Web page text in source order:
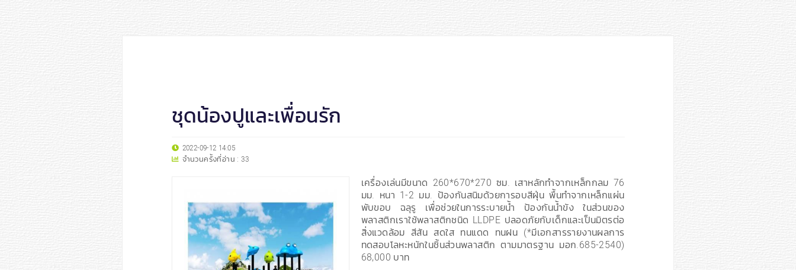
ชุดน้องปูและเพื่อนรัก
2022-09-12 14:05
จำนวนครั้งที่อ่าน :33
เครื่องเล่นมีขนาด 260*670*270 ซม. เสาหลักทำจากเหล็กกลม 76
มม. หนา 1-2 มม. ป้องกันสนิมด้วยการอบสีฝุ่น พื้นทำจากเหล็กแผ่น
พับขอบ ฉลุรู เพื่อช่วยในการระบายน้ำ ป้องกันน้ำขัง ในส่วนของ
พลาสติกเราใช้พลาสติกชนิด LLDPE ปลอดภัยกับเด็กและเป็นมิตรต่อ
สิ่งแวดล้อม สีสัน สดใส ทนแดด ทนฝน (*มีเอกสารรายงานผลการ
ทดสอบโลหะหนักในชิ้นส่วนพลาสติก ตามมาตรฐาน มอก.685-2540)
68,000 บาท